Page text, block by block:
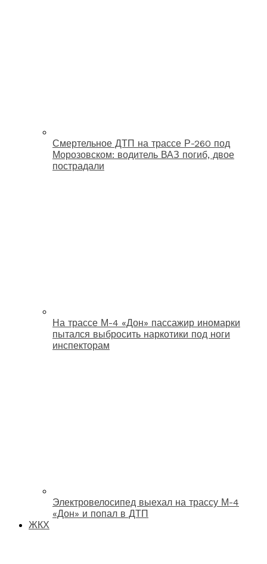
Смертельное ДТП на трассе Р-260 под
Морозовском: водитель ВАЗ погиб, двое
пострадали
На трассе М-4 «Дон» пассажир иномарки
пытался выбросить наркотики под ноги
инспекторам
Электровелосипед выехал на трассу М-4
«Дон» и попал в ДТП
ЖКХ